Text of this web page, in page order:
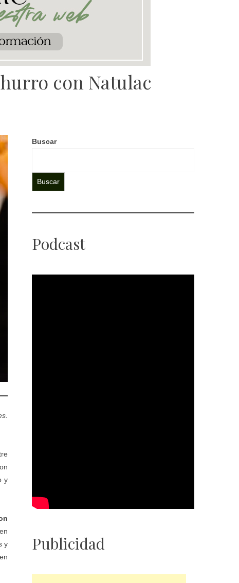
con Natulac
y
y
Buscar
Buscar
Podcast
Publicidad